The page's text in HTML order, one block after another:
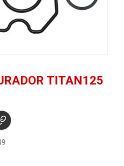
TITAN125